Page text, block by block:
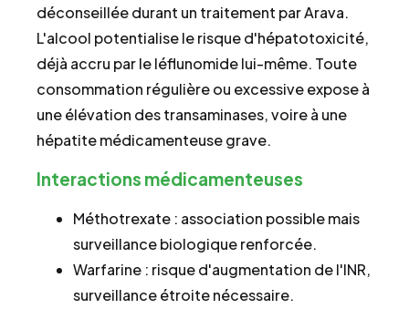
déconseillée durant un traitement par Arava.
L'alcool potentialise le risque d'hépatotoxicité,
déjà accru par le léflunomide lui-même. Toute
consommation régulière ou excessive expose à
une élévation des transaminases, voire à une
hépatite médicamenteuse grave.
Interactions médicamenteuses
Méthotrexate : association possible mais
surveillance biologique renforcée.
Warfarine : risque d'augmentation de l'INR,
surveillance étroite nécessaire.